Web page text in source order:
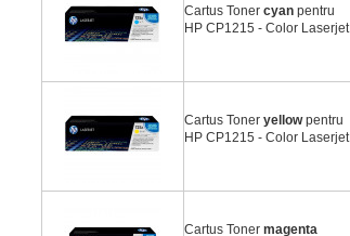
Cartus Toner cyan pentru
HP CP1215 - Color Laserjet
Cartus Toner yellowpentru
HP CP1215 - Color Laserjet
Cartus Toner magenta